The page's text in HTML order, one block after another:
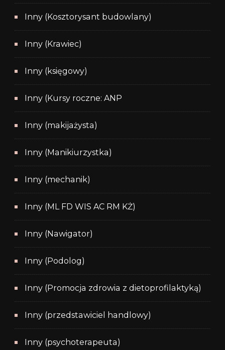
Inny (Kosztorysant budowlany)
Inny (Krawiec)
Inny (księgowy)
Inny (Kursy roczne: ANP
Inny (makijażysta)
Inny (Manikiurzystka)
Inny (mechanik)
Inny (ML FD WIS AC RM KŻ)
Inny (Nawigator)
Inny (Podolog)
Inny (Promocja zdrowia z dietoprofilaktyką)
Inny (przedstawiciel handlowy)
Inny (psychoterapeuta)